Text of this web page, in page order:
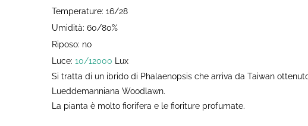
Temperature: 16/28
Umidità: 60/80%
Riposo: no
Luce: 10/12000 Lux
Si tratta di un ibrido di Phalaenopsis che arriva da Taiwan
Lueddemanniana Woodlawn.
La pianta è molto fiorifera e le fioriture profumate.